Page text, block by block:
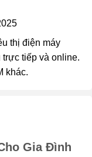
thị điện máy
trực tiếp và online.
khác.
Gia Đình